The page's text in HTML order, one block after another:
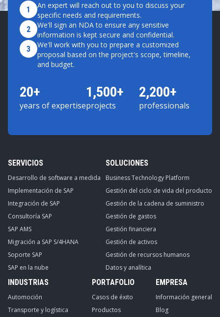
1
An expert will reach out to you to discuss your
specific needs and requirements.
2
We'll sign an NDA to ensure any sensitive
information is kept secure and confidential.
3
We'll work with you to prepare a customized
proposal based on the project's scope, timeline,
and budget.
20+
years of expertise
1,500+
projects
2,200+
professionals
SERVICIOS
Desarrollo de software a medida
Implementación de SAP
Integración de SAP
Consultoría SAP
SAP AMS
Migración a SAP S/4HANA
Soporte SAP
SAP en la nube
SOLUCIONES
Business Technology Platform
Gestión del ciclo de vida del producto
Gestión de la cadena de suministro
Gestión de gastos
Gestión financiera
Gestión de activos
Gestión de recursos humanos
Datos y analítica
INDUSTRIAS
Automoción
Transporte y logística
PORTAFOLIO
Casos de éxito
Productos
EMPRESA
Información general
Blog